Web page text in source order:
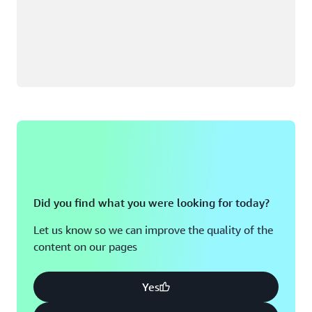
Did you find what you were looking for today?
Let us know so we can improve the quality of the
content on our pages
Yes